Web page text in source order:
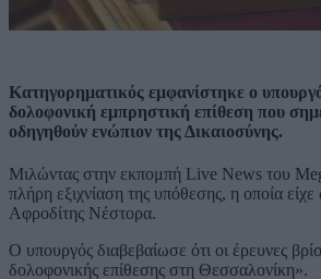
Κατηγορηματικός εμφανίστηκε ο
δολοφονική εμπρηστική επίθεση που
οδηγηθούν ενώπιον της Δικαιοσύνης.
Μιλώντας στην εκπομπή Live News του
πλήρη εξιχνίαση της υπόθεσης, η οποία
Αφροδίτης Νέστορα.
Ο υπουργός διαβεβαίωσε ότι οι έρευνες
δολοφονικής επίθεσης στη Θεσσαλονίκη».